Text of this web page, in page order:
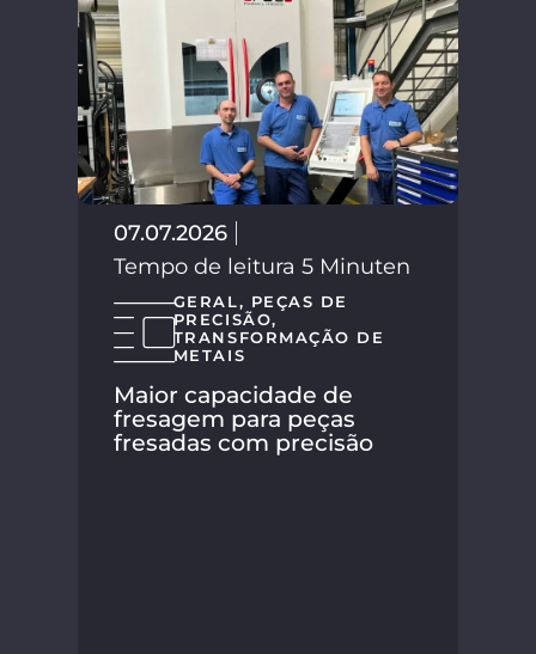
07.07.2026
Tempo de leitura 5 Minuten
GERAL, PEÇAS DE
PRECISÃO,
TRANSFORMAÇÃO DE
METAIS
Maior capacidade de
fresagem para peças
fresadas com precisão